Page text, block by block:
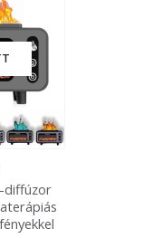
diffúzor